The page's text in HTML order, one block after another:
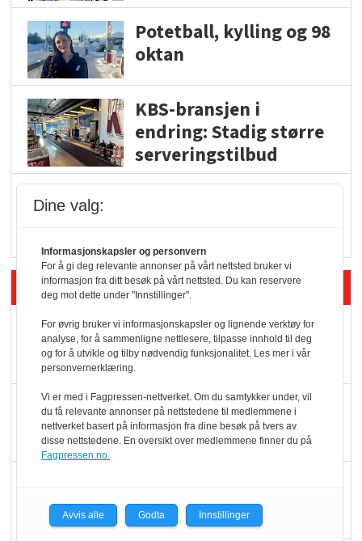
Potetball, kylling og 98
oktan
KBS-bransjen i
endring: Stadig større
serveringstilbud
Siste artikler - Butikk i praksis
Rema-flaggskip
dundrer videre
Slik opprettholdes
ølsalget
hyller
Dine valg:
Informasjonskapsler og personvern
For å gi deg relevante annonser på vårt nettsted bruker vi
informasjon fra ditt besøk på vårt nettsted. Du kan reservere
deg mot dette under "Innstillinger".
For øvrig bruker vi informasjonskapsler og lignende verktøy for
analyse, for å sammenligne nettlesere, tilpasse innhold til deg
og for å utvikle og tilby nødvendig funksjonalitet. Les mer i vår
personvernerklæring.
Vi er med i Fagpressen-nettverket. Om du samtykker under, vil
du få relevante annonser på nettstedene til medlemmene i
nettverket basert på informasjon fra dine besøk på tvers av
disse nettstedene. En oversikt over medlemmene finner du på
Fagpressen.no.
Avvis alle Godta Innstillinger